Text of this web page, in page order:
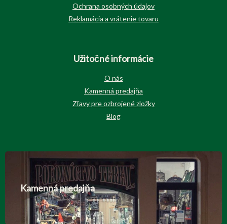
Ochrana osobných údajov
Reklamácia a vrátenie tovaru
Užitočné informácie
O nás
Kamenná predajňa
Zľavy pre ozbrojené zložky
Blog
Kamenná predajňa